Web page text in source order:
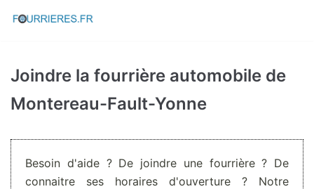
Aller
Joindre la fourrière automobile de
Montereau-Fault-Yonne
Besoin d'aide ? De joindre une fourrière ? De
connaitre ses horaires d'ouverture ? Notre